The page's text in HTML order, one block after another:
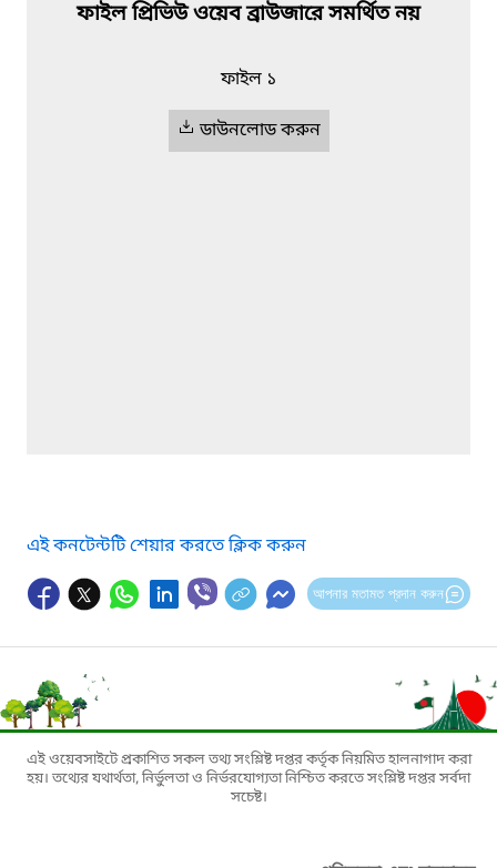
ফাইল প্রিভিউ ওয়েব ব্রাউজারে সমর্থিত নয়
ফাইল ১
ডাউনলোড করুন
এই কনটেন্টটি শেয়ার করতে ক্লিক করুন
আপনার মতামত প্রদান করুন
এই ওয়েবসাইটে প্রকাশিত সকল তথ্য সংশ্লিষ্ট দপ্তর কর্তৃক নিয়মিত হালনাগাদ করা
হয়। তথ্যের যথার্থতা, নির্ভুলতা ও নির্ভরযোগ্যতা নিশ্চিত করতে সংশ্লিষ্ট দপ্তর সর্বদা
সচেষ্ট।